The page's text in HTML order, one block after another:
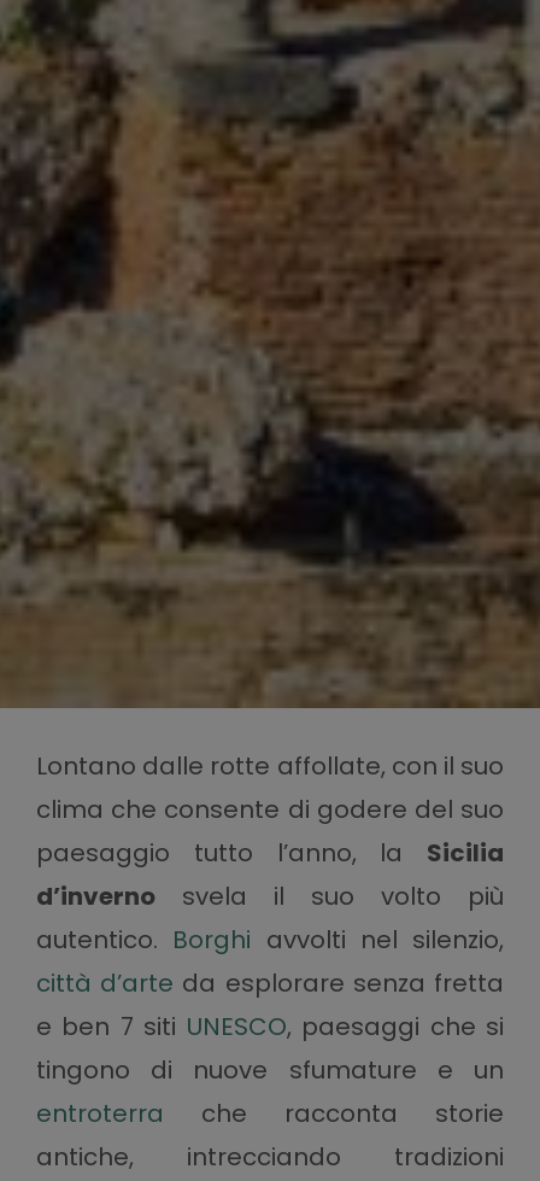
Lontano dalle rotte affollate, con il suo
clima che consente di godere del suo
paesaggio tutto l’anno, la Sicilia
d’invernosvela il suo volto più
autentico. Borghi avvolti nel silenzio,
città d’arte da esplorare senza fretta
e ben 7 siti UNESCO, paesaggi che si
tingono di nuove sfumature e un
entroterra che racconta storie
antiche, intrecciando tradizioni